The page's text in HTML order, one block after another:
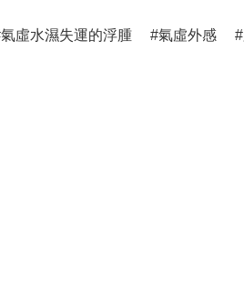
氣虛水濕失運的浮腫 氣虛外感